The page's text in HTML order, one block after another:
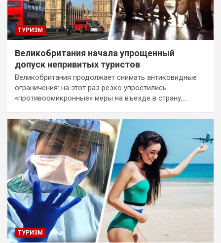
ТУРИЗМ
Великобритания начала упрощенный
допуск непривитых туристов
Великобритания продолжает снимать антиковидные
ограничения: на этот раз резко упростились
«противоомикронные» меры на въезде в страну,…
ТУРИЗМ